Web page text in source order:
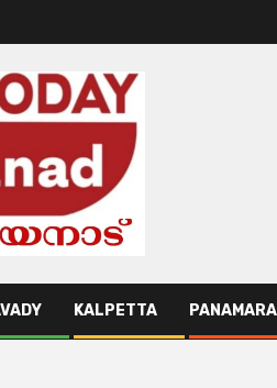
KALPETTA